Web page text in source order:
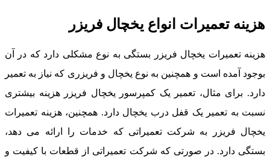
هزینه تعمیرات انواع یخچال فریزر
هزینه تعمیرات یخچال فریزر بستگی به نوع مشکلی دارد که در آن
بوجود آمده است و همچنین به نوع یخچال و فریزری که نیاز به تعمیر
دارد. برای مثال، تعمیر یک کمپرسور یخچال فریزر هزینه بیشتری
نسبت به تعمیر یک قفل درب یخچال دارد. همچنین، هزینه تعمیرات
یخچال فریزر به شرکت تعمیراتی که خدمات را ارائه می دهد،
بستگی دارد. در صورتی که شرکت تعمیراتی از قطعات با کیفیت و